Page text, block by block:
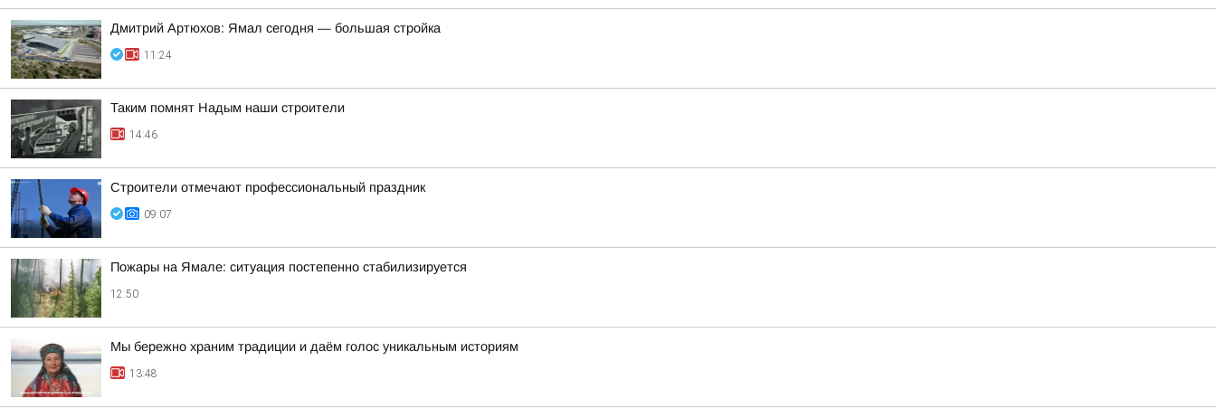
Дмитрий Артюхов: Ямал сегодня — большая стройка
11:24
Таким помнят Надым наши строители
14:46
Строители отмечают профессиональный праздник
09:07
Пожары на Ямале: ситуация постепенно стабилизируется
12:50
Мы бережно храним традиции и даём голос уникальным историям
13:48